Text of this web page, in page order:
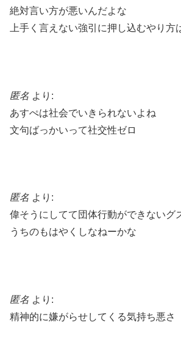
絶対言い方が悪いんだよな
上手く言えない強引に押し込むやり方
匿名 より:
あすぺは社会でいきられないよね
文句ばっかいって社交性ゼロ
匿名 より:
偉そうにしてて団体行動ができないグ
うちのもはやくしなねーかな
匿名 より:
精神的に嫌がらせしてくる気持ち悪さ